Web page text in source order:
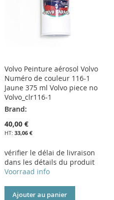
Volvo Peinture aérosol Volvo
Numéro de couleur 116-1
Jaune 375 ml Volvo piece no
Volvo_clr116-1
Brand:
40,00 €
33,06 €
vérifier le délai de livraison
dans les détails du produit
Voorraad info
Ajouter au panier